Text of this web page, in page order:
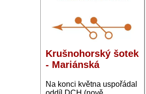
Krušnohorský šotek
- Mariánská
Na konci května uspořádal